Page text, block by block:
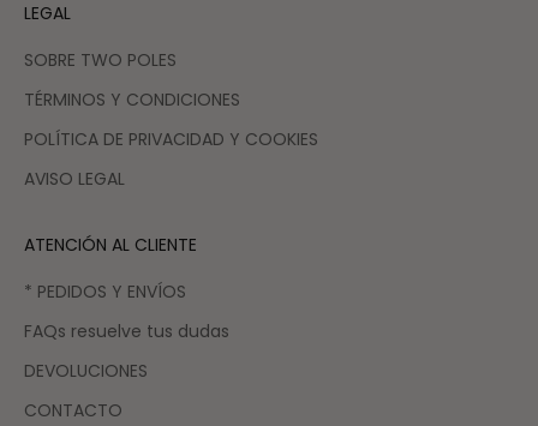
LEGAL
SOBRE TWO POLES
TÉRMINOS Y CONDICIONES
POLÍTICA DE PRIVACIDAD Y COOKIES
AVISO LEGAL
ATENCIÓN AL CLIENTE
* PEDIDOS Y ENVÍOS
FAQs resuelve tus dudas
DEVOLUCIONES
CONTACTO